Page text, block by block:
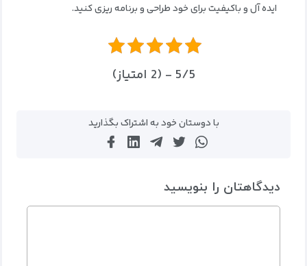
ایده آل و باکیفیت برای خود طراحی و برنامه‌ ریزی کنید.
5/5 - (2 امتیاز)
با دوستان خود به اشتراک بگذارید
دیدگاهتان را بنویسید